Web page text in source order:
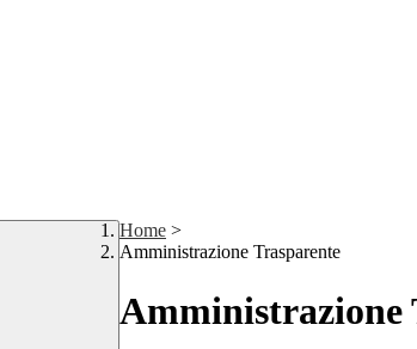
Home >
Amministrazione Trasparente
Amministrazione